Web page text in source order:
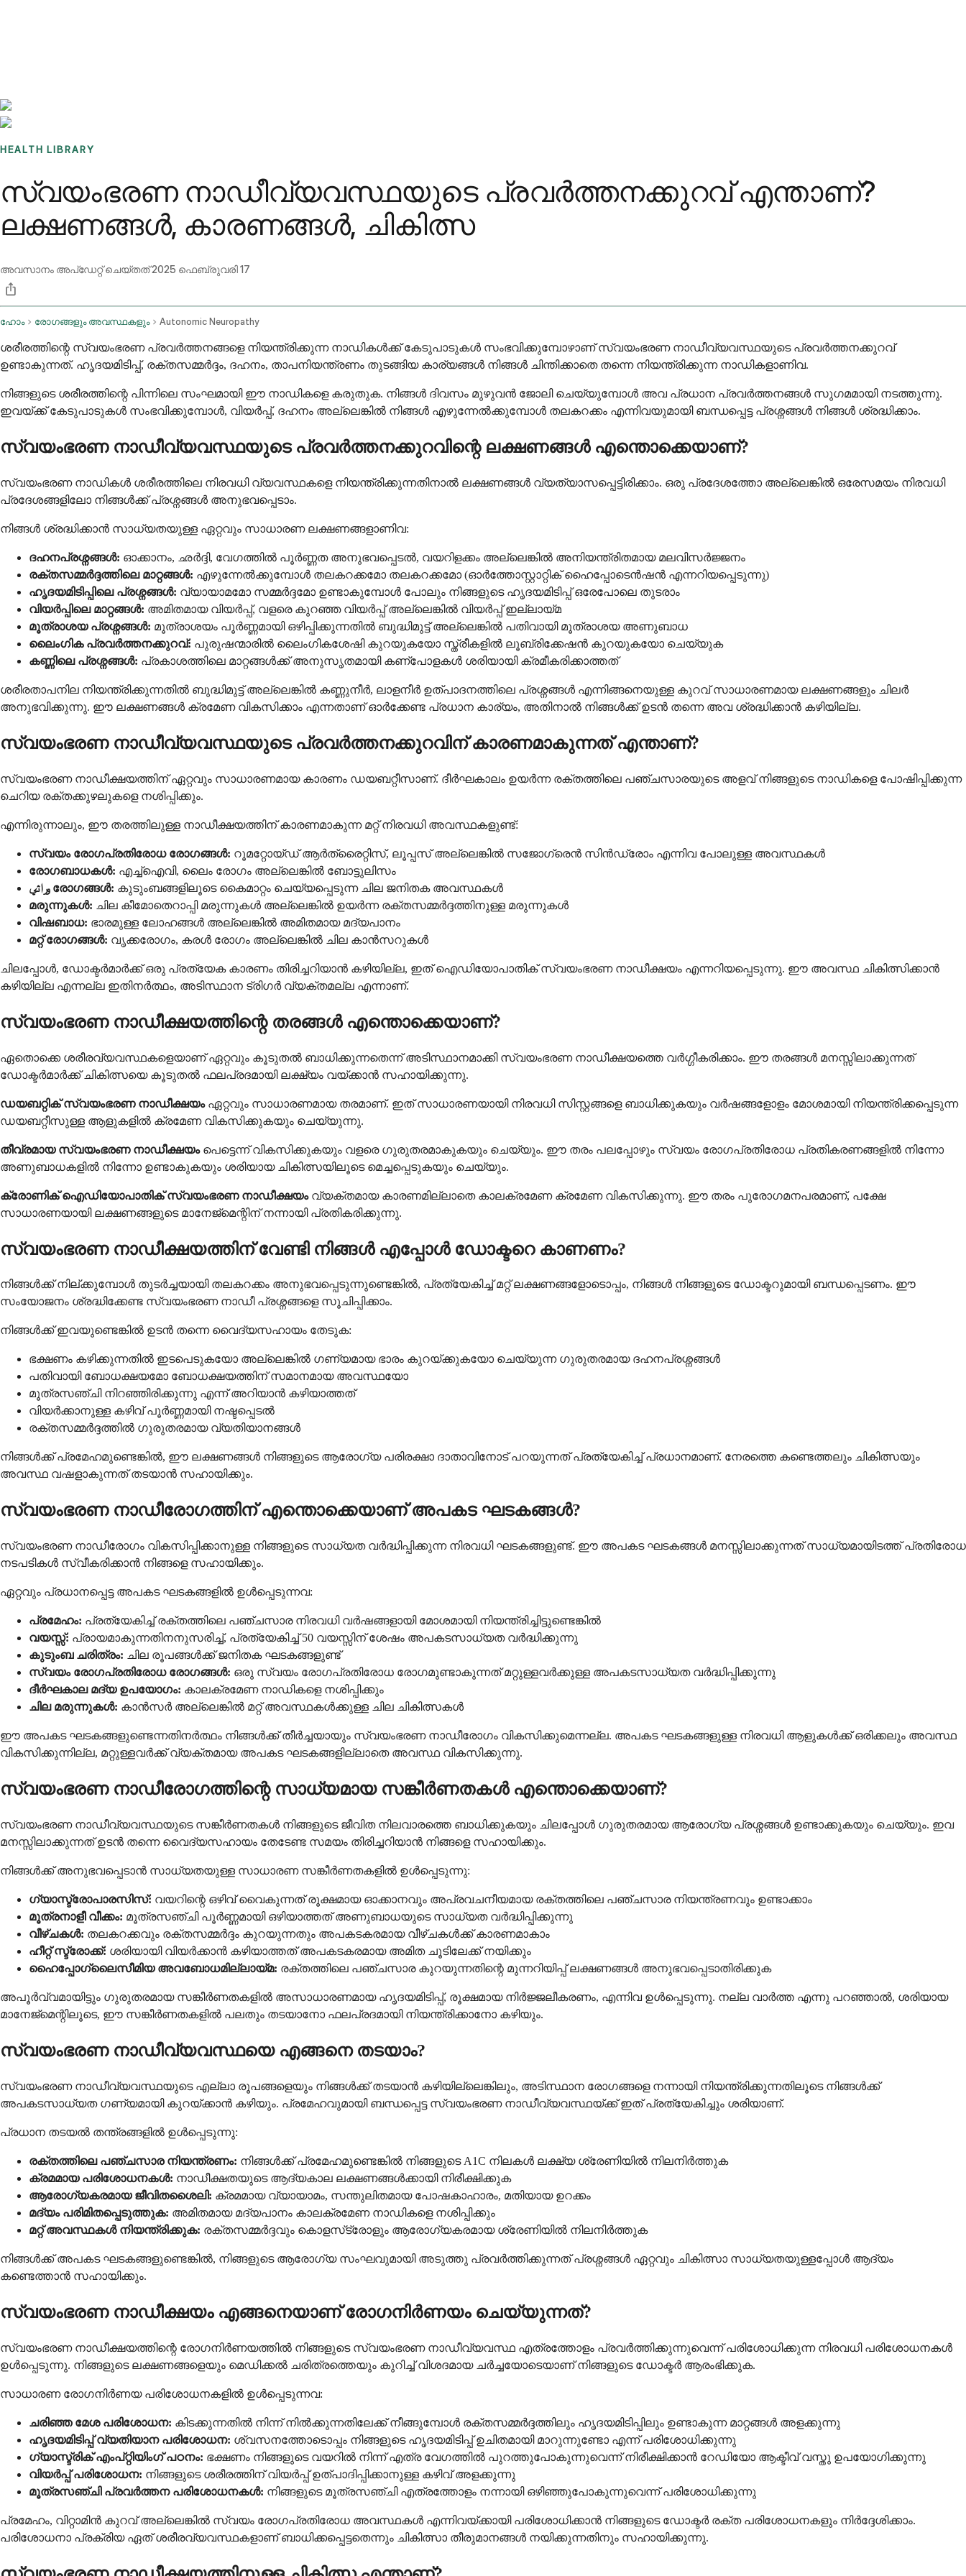
HEALTH LIBRARY
സ്വയംഭരണ നാഡീവ്യവസ്ഥയുടെ പ്രവർത്തനക്കുറവ് എന്താണ്?
ലക്ഷണങ്ങൾ, കാരണങ്ങൾ, ചികിത്സ
അവസാനം അപ്ഡേറ്റ് ചെയ്തത്2025 ഫെബ്രുവരി 17
ഹോം രോഗങ്ങളും അവസ്ഥകളും Autonomic Neuropathy
ശരീരത്തിന്റെ സ്വയംഭരണ പ്രവർത്തനങ്ങളെ നിയന്ത്രിക്കുന്ന നാഡികൾക്ക് കേടുപാടുകൾ സംഭവിക്കുമ്പോഴാണ് സ്വയംഭരണ നാഡീവ്യവസ്ഥയുടെ പ്രവർത്തനക്കുറവ്
ഉണ്ടാകുന്നത്. ഹൃദയമിടിപ്പ്, രക്തസമ്മർദ്ദം, ദഹനം, താപനിയന്ത്രണം തുടങ്ങിയ കാര്യങ്ങൾ നിങ്ങൾ ചിന്തിക്കാതെ തന്നെ നിയന്ത്രിക്കുന്ന നാഡികളാണിവ.
നിങ്ങളുടെ ശരീരത്തിന്റെ പിന്നിലെ സംഘമായി ഈ നാഡികളെ കരുതുക. നിങ്ങൾ ദിവസം മുഴുവൻ ജോലി ചെയ്യുമ്പോൾ അവ പ്രധാന പ്രവർത്തനങ്ങൾ സുഗമമായി നടത്തുന്നു.
ഇവയ്ക്ക് കേടുപാടുകൾ സംഭവിക്കുമ്പോൾ, വിയർപ്പ്, ദഹനം അല്ലെങ്കിൽ നിങ്ങൾ എഴുന്നേൽക്കുമ്പോൾ തലകറക്കം എന്നിവയുമായി ബന്ധപ്പെട്ട പ്രശ്നങ്ങൾ നിങ്ങൾ ശ്രദ്ധിക്കാം.
സ്വയംഭരണ നാഡീവ്യവസ്ഥയുടെ പ്രവർത്തനക്കുറവിന്റെ ലക്ഷണങ്ങൾ എന്തൊക്കെയാണ്?
സ്വയംഭരണ നാഡികൾ ശരീരത്തിലെ നിരവധി വ്യവസ്ഥകളെ നിയന്ത്രിക്കുന്നതിനാൽ ലക്ഷണങ്ങൾ വ്യത്യാസപ്പെട്ടിരിക്കാം. ഒരു പ്രദേശത്തോ അല്ലെങ്കിൽ ഒരേസമയം നിരവധി
പ്രദേശങ്ങളിലോ നിങ്ങൾക്ക് പ്രശ്നങ്ങൾ അനുഭവപ്പെടാം.
നിങ്ങൾ ശ്രദ്ധിക്കാൻ സാധ്യതയുള്ള ഏറ്റവും സാധാരണ ലക്ഷണങ്ങളാണിവ:
ദഹനപ്രശ്നങ്ങൾ: ഓക്കാനം, ഛർദ്ദി, വേഗത്തിൽ പൂർണ്ണത അനുഭവപ്പെടൽ, വയറിളക്കം അല്ലെങ്കിൽ അനിയന്ത്രിതമായ മലവിസർജ്ജനം
രക്തസമ്മർദ്ദത്തിലെ മാറ്റങ്ങൾ: എഴുന്നേൽക്കുമ്പോൾ തലകറക്കമോ തലകറക്കമോ (ഓർത്തോസ്റ്റാറ്റിക് ഹൈപ്പോടെൻഷൻ എന്നറിയപ്പെടുന്നു)
ഹൃദയമിടിപ്പിലെ പ്രശ്നങ്ങൾ: വ്യായാമമോ സമ്മർദ്ദമോ ഉണ്ടാകുമ്പോൾ പോലും നിങ്ങളുടെ ഹൃദയമിടിപ്പ് ഒരേപോലെ തുടരാം
വിയർപ്പിലെ മാറ്റങ്ങൾ: അമിതമായ വിയർപ്പ്, വളരെ കുറഞ്ഞ വിയർപ്പ് അല്ലെങ്കിൽ വിയർപ്പ് ഇല്ലായ്മ
മൂത്രാശയ പ്രശ്നങ്ങൾ: മൂത്രാശയം പൂർണ്ണമായി ഒഴിപ്പിക്കുന്നതിൽ ബുദ്ധിമുട്ട് അല്ലെങ്കിൽ പതിവായി മൂത്രാശയ അണുബാധ
ലൈംഗിക പ്രവർത്തനക്കുറവ്: പുരുഷന്മാരിൽ ലൈംഗികശേഷി കുറയുകയോ സ്ത്രീകളിൽ ലൂബ്രിക്കേഷൻ കുറയുകയോ ചെയ്യുക
കണ്ണിലെ പ്രശ്നങ്ങൾ: പ്രകാശത്തിലെ മാറ്റങ്ങൾക്ക് അനുസൃതമായി കണ്പോളകൾ ശരിയായി ക്രമീകരിക്കാത്തത്
ശരീരതാപനില നിയന്ത്രിക്കുന്നതിൽ ബുദ്ധിമുട്ട് അല്ലെങ്കിൽ കണ്ണുനീർ, ലാളനീർ ഉത്പാദനത്തിലെ പ്രശ്നങ്ങൾ എന്നിങ്ങനെയുള്ള കുറവ് സാധാരണമായ ലക്ഷണങ്ങളും ചിലർ
അനുഭവിക്കുന്നു. ഈ ലക്ഷണങ്ങൾ ക്രമേണ വികസിക്കാം എന്നതാണ് ഓർക്കേണ്ട പ്രധാന കാര്യം, അതിനാൽ നിങ്ങൾക്ക് ഉടൻ തന്നെ അവ ശ്രദ്ധിക്കാൻ കഴിയില്ല.
സ്വയംഭരണ നാഡീവ്യവസ്ഥയുടെ പ്രവർത്തനക്കുറവിന് കാരണമാകുന്നത് എന്താണ്?
സ്വയംഭരണ നാഡീക്ഷയത്തിന് ഏറ്റവും സാധാരണമായ കാരണം ഡയബറ്റീസാണ്. ദീർഘകാലം ഉയർന്ന രക്തത്തിലെ പഞ്ചസാരയുടെ അളവ് നിങ്ങളുടെ നാഡികളെ പോഷിപ്പിക്കുന്ന
ചെറിയ രക്തക്കുഴലുകളെ നശിപ്പിക്കും.
എന്നിരുന്നാലും, ഈ തരത്തിലുള്ള നാഡീക്ഷയത്തിന് കാരണമാകുന്ന മറ്റ് നിരവധി അവസ്ഥകളുണ്ട്:
സ്വയം രോഗപ്രതിരോധ രോഗങ്ങൾ: റൂമറ്റോയ്ഡ് ആർത്രൈറ്റിസ്, ലൂപ്പസ് അല്ലെങ്കിൽ സജോഗ്രെൻ സിൻഡ്രോം എന്നിവ പോലുള്ള അവസ്ഥകൾ
രോഗബാധകൾ: എച്ച്ഐവി, ലൈം രോഗം അല്ലെങ്കിൽ ബോട്ടുലിസം
وراثي രോഗങ്ങൾ: കുടുംബങ്ങളിലൂടെ കൈമാറ്റം ചെയ്യപ്പെടുന്ന ചില ജനിതക അവസ്ഥകൾ
മരുന്നുകൾ: ചില കീമോതെറാപ്പി മരുന്നുകൾ അല്ലെങ്കിൽ ഉയർന്ന രക്തസമ്മർദ്ദത്തിനുള്ള മരുന്നുകൾ
വിഷബാധ: ഭാരമുള്ള ലോഹങ്ങൾ അല്ലെങ്കിൽ അമിതമായ മദ്യപാനം
മറ്റ് രോഗങ്ങൾ: വൃക്കരോഗം, കരൾ രോഗം അല്ലെങ്കിൽ ചില കാൻസറുകൾ
ചിലപ്പോൾ, ഡോക്ടർമാർക്ക് ഒരു പ്രത്യേക കാരണം തിരിച്ചറിയാൻ കഴിയില്ല, ഇത് ഐഡിയോപാതിക് സ്വയംഭരണ നാഡീക്ഷയം എന്നറിയപ്പെടുന്നു. ഈ അവസ്ഥ ചികിത്സിക്കാൻ
കഴിയില്ല എന്നല്ല ഇതിനർത്ഥം, അടിസ്ഥാന ട്രിഗർ വ്യക്തമല്ല എന്നാണ്.
സ്വയംഭരണ നാഡീക്ഷയത്തിന്റെ തരങ്ങൾ എന്തൊക്കെയാണ്?
ഏതൊക്കെ ശരീരവ്യവസ്ഥകളെയാണ് ഏറ്റവും കൂടുതൽ ബാധിക്കുന്നതെന്ന് അടിസ്ഥാനമാക്കി സ്വയംഭരണ നാഡീക്ഷയത്തെ വർഗ്ഗീകരിക്കാം. ഈ തരങ്ങൾ മനസ്സിലാക്കുന്നത്
ഡോക്ടർമാർക്ക് ചികിത്സയെ കൂടുതൽ ഫലപ്രദമായി ലക്ഷ്യം വയ്ക്കാൻ സഹായിക്കുന്നു.
ഡയബറ്റിക് സ്വയംഭരണ നാഡീക്ഷയംഏറ്റവും സാധാരണമായ തരമാണ്. ഇത് സാധാരണയായി നിരവധി സിസ്റ്റങ്ങളെ ബാധിക്കുകയും വർഷങ്ങളോളം മോശമായി നിയന്ത്രിക്കപ്പെടുന്ന
ഡയബറ്റീസുള്ള ആളുകളിൽ ക്രമേണ വികസിക്കുകയും ചെയ്യുന്നു.
തീവ്രമായ സ്വയംഭരണ നാഡീക്ഷയംപെട്ടെന്ന് വികസിക്കുകയും വളരെ ഗുരുതരമാകുകയും ചെയ്യും. ഈ തരം പലപ്പോഴും സ്വയം രോഗപ്രതിരോധ പ്രതികരണങ്ങളിൽ നിന്നോ
അണുബാധകളിൽ നിന്നോ ഉണ്ടാകുകയും ശരിയായ ചികിത്സയിലൂടെ മെച്ചപ്പെടുകയും ചെയ്യും.
ക്രോണിക് ഐഡിയോപാതിക് സ്വയംഭരണ നാഡീക്ഷയംവ്യക്തമായ കാരണമില്ലാതെ കാലക്രമേണ ക്രമേണ വികസിക്കുന്നു. ഈ തരം പുരോഗമനപരമാണ്, പക്ഷേ
സാധാരണയായി ലക്ഷണങ്ങളുടെ മാനേജ്മെന്റിന് നന്നായി പ്രതികരിക്കുന്നു.
സ്വയംഭരണ നാഡീക്ഷയത്തിന് വേണ്ടി നിങ്ങൾ എപ്പോൾ ഡോക്ടറെ കാണണം?
നിങ്ങൾക്ക് നില്ക്കുമ്പോൾ തുടർച്ചയായി തലകറക്കം അനുഭവപ്പെടുന്നുണ്ടെങ്കിൽ, പ്രത്യേകിച്ച് മറ്റ് ലക്ഷണങ്ങളോടൊപ്പം, നിങ്ങൾ നിങ്ങളുടെ ഡോക്ടറുമായി ബന്ധപ്പെടണം. ഈ
സംയോജനം ശ്രദ്ധിക്കേണ്ട സ്വയംഭരണ നാഡീ പ്രശ്നങ്ങളെ സൂചിപ്പിക്കാം.
നിങ്ങൾക്ക് ഇവയുണ്ടെങ്കിൽ ഉടൻ തന്നെ വൈദ്യസഹായം തേടുക:
ഭക്ഷണം കഴിക്കുന്നതിൽ ഇടപെടുകയോ അല്ലെങ്കിൽ ഗണ്യമായ ഭാരം കുറയ്ക്കുകയോ ചെയ്യുന്ന ഗുരുതരമായ ദഹനപ്രശ്നങ്ങൾ
പതിവായി ബോധക്ഷയമോ ബോധക്ഷയത്തിന് സമാനമായ അവസ്ഥയോ
മൂത്രസഞ്ചി നിറഞ്ഞിരിക്കുന്നു എന്ന് അറിയാൻ കഴിയാത്തത്
വിയർക്കാനുള്ള കഴിവ് പൂർണ്ണമായി നഷ്ടപ്പെടൽ
രക്തസമ്മർദ്ദത്തിൽ ഗുരുതരമായ വ്യതിയാനങ്ങൾ
നിങ്ങൾക്ക് പ്രമേഹമുണ്ടെങ്കിൽ, ഈ ലക്ഷണങ്ങൾ നിങ്ങളുടെ ആരോഗ്യ പരിരക്ഷാ ദാതാവിനോട് പറയുന്നത് പ്രത്യേകിച്ച് പ്രധാനമാണ്. നേരത്തെ കണ്ടെത്തലും ചികിത്സയും
അവസ്ഥ വഷളാകുന്നത് തടയാൻ സഹായിക്കും.
സ്വയംഭരണ നാഡീരോഗത്തിന് എന്തൊക്കെയാണ് അപകട ഘടകങ്ങൾ?
സ്വയംഭരണ നാഡീരോഗം വികസിപ്പിക്കാനുള്ള നിങ്ങളുടെ സാധ്യത വർദ്ധിപ്പിക്കുന്ന നിരവധി ഘടകങ്ങളുണ്ട്. ഈ അപകട ഘടകങ്ങൾ മനസ്സിലാക്കുന്നത് സാധ്യമായിടത്ത് പ്രതിരോധ
നടപടികൾ സ്വീകരിക്കാൻ നിങ്ങളെ സഹായിക്കും.
ഏറ്റവും പ്രധാനപ്പെട്ട അപകട ഘടകങ്ങളിൽ ഉൾപ്പെടുന്നവ:
പ്രമേഹം: പ്രത്യേകിച്ച് രക്തത്തിലെ പഞ്ചസാര നിരവധി വർഷങ്ങളായി മോശമായി നിയന്ത്രിച്ചിട്ടുണ്ടെങ്കിൽ
വയസ്സ്: പ്രായമാകുന്നതിനനുസരിച്ച്, പ്രത്യേകിച്ച് 50 വയസ്സിന് ശേഷം അപകടസാധ്യത വർദ്ധിക്കുന്നു
കുടുംബ ചരിത്രം: ചില രൂപങ്ങൾക്ക് ജനിതക ഘടകങ്ങളുണ്ട്
സ്വയം രോഗപ്രതിരോധ രോഗങ്ങൾ: ഒരു സ്വയം രോഗപ്രതിരോധ രോഗമുണ്ടാകുന്നത് മറ്റുള്ളവർക്കുള്ള അപകടസാധ്യത വർദ്ധിപ്പിക്കുന്നു
ദീർഘകാല മദ്യ ഉപയോഗം: കാലക്രമേണ നാഡികളെ നശിപ്പിക്കും
ചില മരുന്നുകൾ: കാൻസർ അല്ലെങ്കിൽ മറ്റ് അവസ്ഥകൾക്കുള്ള ചില ചികിത്സകൾ
ഈ അപകട ഘടകങ്ങളുണ്ടെന്നതിനർത്ഥം നിങ്ങൾക്ക് തീർച്ചയായും സ്വയംഭരണ നാഡീരോഗം വികസിക്കുമെന്നല്ല. അപകട ഘടകങ്ങളുള്ള നിരവധി ആളുകൾക്ക് ഒരിക്കലും അവസ്ഥ
വികസിക്കുന്നില്ല, മറ്റുള്ളവർക്ക് വ്യക്തമായ അപകട ഘടകങ്ങളില്ലാതെ അവസ്ഥ വികസിക്കുന്നു.
സ്വയംഭരണ നാഡീരോഗത്തിന്റെ സാധ്യമായ സങ്കീർണതകൾ എന്തൊക്കെയാണ്?
സ്വയംഭരണ നാഡീവ്യവസ്ഥയുടെ സങ്കീർണതകൾ നിങ്ങളുടെ ജീവിത നിലവാരത്തെ ബാധിക്കുകയും ചിലപ്പോൾ ഗുരുതരമായ ആരോഗ്യ പ്രശ്നങ്ങൾ ഉണ്ടാക്കുകയും ചെയ്യും. ഇവ
മനസ്സിലാക്കുന്നത് ഉടൻ തന്നെ വൈദ്യസഹായം തേടേണ്ട സമയം തിരിച്ചറിയാൻ നിങ്ങളെ സഹായിക്കും.
നിങ്ങൾക്ക് അനുഭവപ്പെടാൻ സാധ്യതയുള്ള സാധാരണ സങ്കീർണതകളിൽ ഉൾപ്പെടുന്നു:
ഗ്യാസ്ട്രോപാരസിസ്: വയറിന്റെ ഒഴിവ് വൈകുന്നത് രൂക്ഷമായ ഓക്കാനവും അപ്രവചനീയമായ രക്തത്തിലെ പഞ്ചസാര നിയന്ത്രണവും ഉണ്ടാക്കാം
മൂത്രനാളീ വീക്കം: മൂത്രസഞ്ചി പൂർണ്ണമായി ഒഴിയാത്തത് അണുബാധയുടെ സാധ്യത വർദ്ധിപ്പിക്കുന്നു
വീഴ്ചകൾ: തലകറക്കവും രക്തസമ്മർദ്ദം കുറയുന്നതും അപകടകരമായ വീഴ്ചകൾക്ക് കാരണമാകാം
ഹീറ്റ് സ്ട്രോക്ക്: ശരിയായി വിയർക്കാൻ കഴിയാത്തത് അപകടകരമായ അമിത ചൂടിലേക്ക് നയിക്കും
ഹൈപ്പോഗ്ലൈസീമിയ അവബോധമില്ലായ്മ: രക്തത്തിലെ പഞ്ചസാര കുറയുന്നതിന്റെ മുന്നറിയിപ്പ് ലക്ഷണങ്ങൾ അനുഭവപ്പെടാതിരിക്കുക
അപൂർവ്വമായിട്ടും ഗുരുതരമായ സങ്കീർണതകളിൽ അസാധാരണമായ ഹൃദയമിടിപ്പ്, രൂക്ഷമായ നിർജ്ജലീകരണം, എന്നിവ ഉൾപ്പെടുന്നു. നല്ല വാർത്ത എന്നു പറഞ്ഞാൽ, ശരിയായ
മാനേജ്മെന്റിലൂടെ, ഈ സങ്കീർണതകളിൽ പലതും തടയാനോ ഫലപ്രദമായി നിയന്ത്രിക്കാനോ കഴിയും.
സ്വയംഭരണ നാഡീവ്യവസ്ഥയെ എങ്ങനെ തടയാം?
സ്വയംഭരണ നാഡീവ്യവസ്ഥയുടെ എല്ലാ രൂപങ്ങളെയും നിങ്ങൾക്ക് തടയാൻ കഴിയില്ലെങ്കിലും, അടിസ്ഥാന രോഗങ്ങളെ നന്നായി നിയന്ത്രിക്കുന്നതിലൂടെ നിങ്ങൾക്ക്
അപകടസാധ്യത ഗണ്യമായി കുറയ്ക്കാൻ കഴിയും. പ്രമേഹവുമായി ബന്ധപ്പെട്ട സ്വയംഭരണ നാഡീവ്യവസ്ഥയ്ക്ക് ഇത് പ്രത്യേകിച്ചും ശരിയാണ്.
പ്രധാന തടയൽ തന്ത്രങ്ങളിൽ ഉൾപ്പെടുന്നു:
രക്തത്തിലെ പഞ്ചസാര നിയന്ത്രണം: നിങ്ങൾക്ക് പ്രമേഹമുണ്ടെങ്കിൽ നിങ്ങളുടെ A1C നിലകൾ ലക്ഷ്യ ശ്രേണിയിൽ നിലനിർത്തുക
ക്രമമായ പരിശോധനകൾ: നാഡീക്ഷതയുടെ ആദ്യകാല ലക്ഷണങ്ങൾക്കായി നിരീക്ഷിക്കുക
ആരോഗ്യകരമായ ജീവിതശൈലി: ക്രമമായ വ്യായാമം, സന്തുലിതമായ പോഷകാഹാരം, മതിയായ ഉറക്കം
മദ്യം പരിമിതപ്പെടുത്തുക: അമിതമായ മദ്യപാനം കാലക്രമേണ നാഡികളെ നശിപ്പിക്കും
മറ്റ് അവസ്ഥകൾ നിയന്ത്രിക്കുക: രക്തസമ്മർദ്ദവും കൊളസ്‌ട്രോളും ആരോഗ്യകരമായ ശ്രേണിയിൽ നിലനിർത്തുക
നിങ്ങൾക്ക് അപകട ഘടകങ്ങളുണ്ടെങ്കിൽ, നിങ്ങളുടെ ആരോഗ്യ സംഘവുമായി അടുത്തു പ്രവർത്തിക്കുന്നത് പ്രശ്നങ്ങൾ ഏറ്റവും ചികിത്സാ സാധ്യതയുള്ളപ്പോൾ ആദ്യം
കണ്ടെത്താൻ സഹായിക്കും.
സ്വയംഭരണ നാഡീക്ഷയം എങ്ങനെയാണ് രോഗനിർണയം ചെയ്യുന്നത്?
സ്വയംഭരണ നാഡീക്ഷയത്തിന്റെ രോഗനിർണയത്തിൽ നിങ്ങളുടെ സ്വയംഭരണ നാഡീവ്യവസ്ഥ എത്രത്തോളം പ്രവർത്തിക്കുന്നുവെന്ന് പരിശോധിക്കുന്ന നിരവധി പരിശോധനകൾ
ഉൾപ്പെടുന്നു. നിങ്ങളുടെ ലക്ഷണങ്ങളെയും മെഡിക്കൽ ചരിത്രത്തെയും കുറിച്ച് വിശദമായ ചർച്ചയോടെയാണ് നിങ്ങളുടെ ഡോക്ടർ ആരംഭിക്കുക.
സാധാരണ രോഗനിർണയ പരിശോധനകളിൽ ഉൾപ്പെടുന്നവ:
ചരിഞ്ഞ മേശ പരിശോധന: കിടക്കുന്നതിൽ നിന്ന് നിൽക്കുന്നതിലേക്ക് നീങ്ങുമ്പോൾ രക്തസമ്മർദ്ദത്തിലും ഹൃദയമിടിപ്പിലും ഉണ്ടാകുന്ന മാറ്റങ്ങൾ അളക്കുന്നു
ഹൃദയമിടിപ്പ് വ്യതിയാന പരിശോധന: ശ്വസനത്തോടൊപ്പം നിങ്ങളുടെ ഹൃദയമിടിപ്പ് ഉചിതമായി മാറുന്നുണ്ടോ എന്ന് പരിശോധിക്കുന്നു
ഗ്യാസ്ട്രിക് എംപ്റ്റിയിംഗ് പഠനം: ഭക്ഷണം നിങ്ങളുടെ വയറിൽ നിന്ന് എത്ര വേഗത്തിൽ പുറത്തുപോകുന്നുവെന്ന് നിരീക്ഷിക്കാൻ റേഡിയോ ആക്ടീവ് വസ്തു ഉപയോഗിക്കുന്നു
വിയർപ്പ് പരിശോധന: നിങ്ങളുടെ ശരീരത്തിന് വിയർപ്പ് ഉത്പാദിപ്പിക്കാനുള്ള കഴിവ് അളക്കുന്നു
മൂത്രസഞ്ചി പ്രവർത്തന പരിശോധനകൾ: നിങ്ങളുടെ മൂത്രസഞ്ചി എത്രത്തോളം നന്നായി ഒഴിഞ്ഞുപോകുന്നുവെന്ന് പരിശോധിക്കുന്നു
പ്രമേഹം, വിറ്റാമിൻ കുറവ് അല്ലെങ്കിൽ സ്വയം രോഗപ്രതിരോധ അവസ്ഥകൾ എന്നിവയ്ക്കായി പരിശോധിക്കാൻ നിങ്ങളുടെ ഡോക്ടർ രക്ത പരിശോധനകളും നിർദ്ദേശിക്കാം.
പരിശോധനാ പ്രക്രിയ ഏത് ശരീരവ്യവസ്ഥകളാണ് ബാധിക്കപ്പെട്ടതെന്നും ചികിത്സാ തീരുമാനങ്ങൾ നയിക്കുന്നതിനും സഹായിക്കുന്നു.